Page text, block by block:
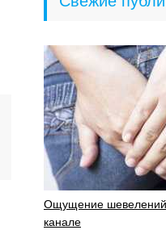
Ощущение шевелений
канале